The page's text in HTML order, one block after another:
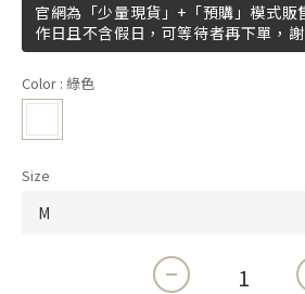
官網為「少量現貨」+「預購」模式
作日且不含假日，可等待者再下單，
Color : 綠色
Size